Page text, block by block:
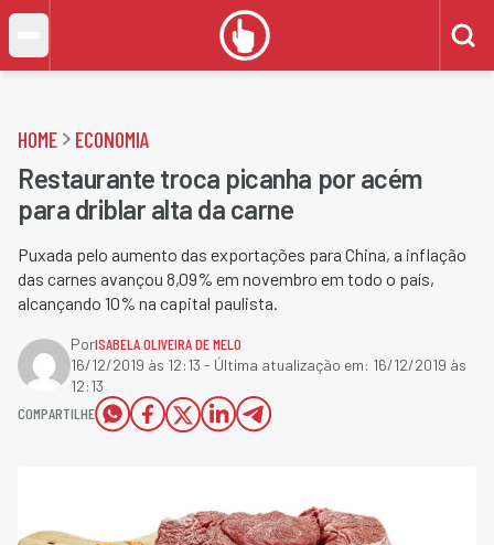
HOME ECONOMIA
Restaurante troca picanha por acém
para driblar alta da carne
Puxada pelo aumento das exportações para China, a inflação
das carnes avançou 8,09% em novembro em todo o país,
alcançando 10% na capital paulista.
PorISABELA OLIVEIRA DE MELO
16/12/2019 às 12:13 - Última atualização em: 16/12/2019 às
12:13
COMPARTILHE